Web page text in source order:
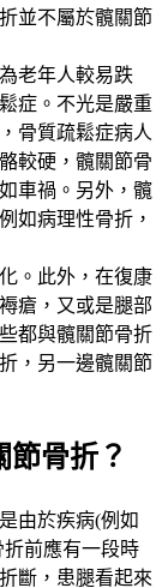
並不屬於髖關節
老年人較易跌
症。不光是嚴重
骨質疏鬆症病人
較硬，髖關節骨
車禍。另外，髖
如病理性骨折，
。此外，在復康
瘡，又或是腿部
都與髖關節骨折
，另一邊髖關節
骨折？
由於疾病(例如
前應有一段時
斷，患腿看起來